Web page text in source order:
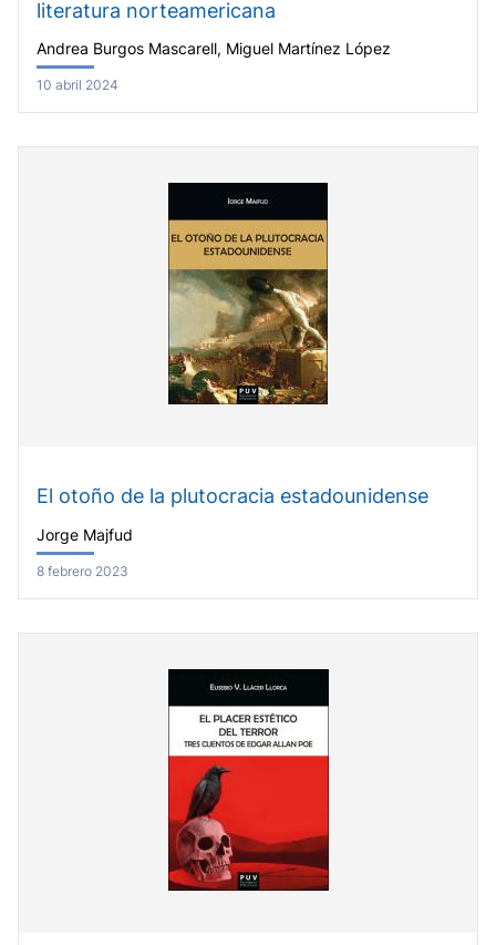
literatura norteamericana
Andrea Burgos Mascarell, Miguel Martínez López
10 abril 2024
El otoño de la plutocracia estadounidense
Jorge Majfud
8 febrero 2023